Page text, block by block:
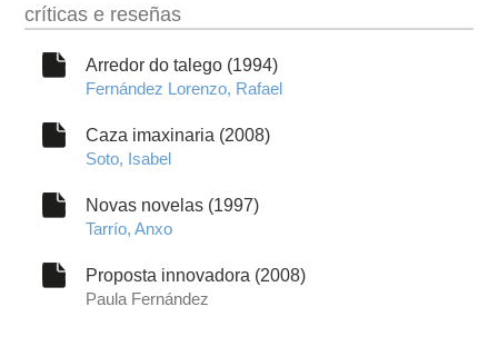
críticas e reseñas
Arredor do talego (1994)
Fernández Lorenzo, Rafael
Caza imaxinaria (2008)
Soto, Isabel
Novas novelas (1997)
Tarrío, Anxo
Proposta innovadora (2008)
Paula Fernández